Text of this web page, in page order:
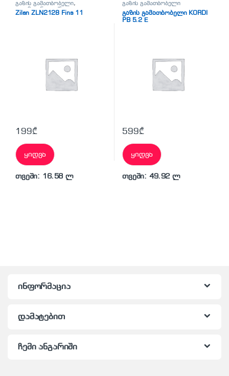
გაზის გამათბობელი,
კლიმატური ტექნიკა
Zilan ZLN2128 Fins 11
199₾
ყიდვა
თვეში: 16.58 ლ
გაზის გამათბობელი
გაზის გამათბობელი KORDI
PB 5.2 Е
599₾
ყიდვა
თვეში: 49.92 ლ
ინფორმაცია
დამატებით
ჩემი ანგარიში